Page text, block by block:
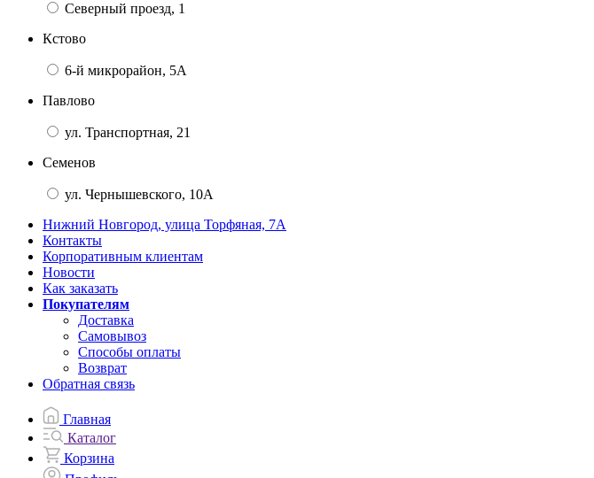
Северный проезд, 1
Кстово
6-й микрорайон, 5А
Павлово
ул. Транспортная, 21
Семенов
ул. Чернышевского, 10А
Нижний Новгород, улица Торфяная, 7А
Контакты
Корпоративным клиентам
Новости
Как заказать
Покупателям
Доставка
Самовывоз
Способы оплаты
Возврат
Обратная связь
Главная
Каталог
Корзина